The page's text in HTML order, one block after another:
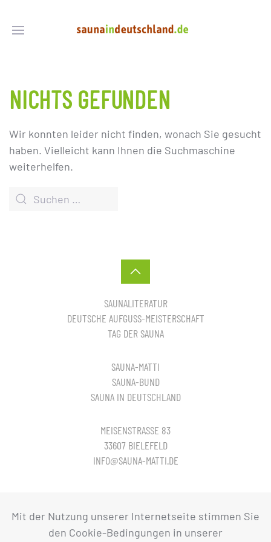
Mit der Nutzung unserer Internetseite stimmen Sie
den Cookie-Bedingungen in unserer
NICHTS GEFUNDEN
Wir konnten leider nicht finden, wonach Sie gesucht
haben. Vielleicht kann Ihnen die Suchmaschine
weiterhelfen.
SAUNALITERATUR
DEUTSCHE AUFGUSS-MEISTERSCHAFT
TAG DER SAUNA
SAUNA-MATTI
SAUNA-BUND
SAUNA IN DEUTSCHLAND
MEISENSTRASSE 83
33607 BIELEFELD
INFO@SAUNA-MATTI.DE
© Sauna in Deutschland